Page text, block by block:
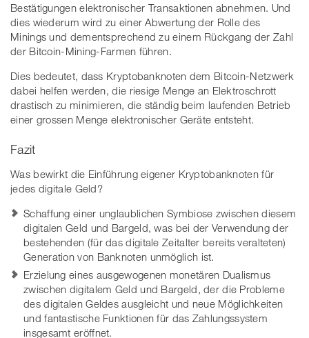
Bestätigungen elektronischer Transaktionen abnehmen. Und
dies wiederum wird zu einer Abwertung der Rolle des
Minings und dementsprechend zu einem Rückgang der Zahl
der Bitcoin-Mining-Farmen führen.
Dies bedeutet, dass Kryptobanknoten dem Bitcoin-Netzwerk
dabei helfen werden, die riesige Menge an Elektroschrott
drastisch zu minimieren, die ständig beim laufenden Betrieb
einer grossen Menge elektronischer Geräte entsteht.
Fazit
Was bewirkt die Einführung eigener Kryptobanknoten für
jedes digitale Geld?
Schaffung einer unglaublichen Symbiose zwischen diesem
digitalen Geld und Bargeld, was bei der Verwendung der
bestehenden (für das digitale Zeitalter bereits veralteten)
Generation von Banknoten unmöglich ist.
Erzielung eines ausgewogenen monetären Dualismus
zwischen digitalem Geld und Bargeld, der die Probleme
des digitalen Geldes ausgleicht und neue Möglichkeiten
und fantastische Funktionen für das Zahlungssystem
insgesamt eröffnet.